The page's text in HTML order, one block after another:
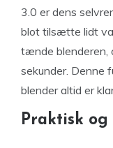
3.0 er dens
blot tilsætte lidt
tænde blenderen,
sekunder. Denne
blender altid er
Praktisk